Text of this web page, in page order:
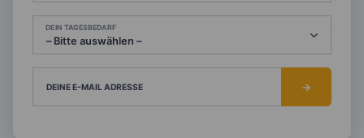
DEIN TAGESBEDARF
DEINE E-MAIL ADRESSE